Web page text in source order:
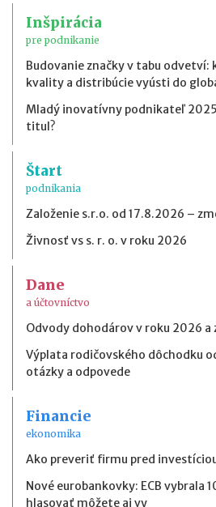
Inšpirácia
pre podnikanie
Budovanie značky v tabu odvetví:
kvality a distribúcie vyústi do
Mladý inovatívny podnikateľ
titul?
Štart
podnikania
Založenie s.r.o. od 17.8.2026 –
Živnosť vs s. r. o. v roku 2026
Dane
a účtovníctvo
Odvody dohodárov v roku 2026 a
Výplata rodičovského dôchodku
otázky a odpovede
Financie
ekonomika
Ako preveriť firmu pred
Nové eurobankovky: ECB vybrala
hlasovať môžete aj vy